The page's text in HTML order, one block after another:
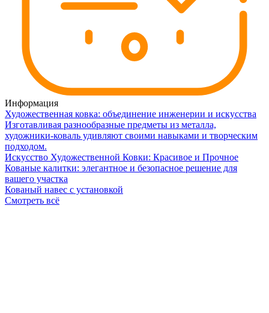
Информация
Художественная ковка: объединение инженерии и искусства
Изготавливая разнообразные предметы из металла,
художники-коваль удивляют своими навыками и творческим
подходом.
Искусство Художественной Ковки: Красивое и Прочное
Кованые калитки: элегантное и безопасное решение для
вашего участка
Кованый навес с установкой
Смотреть всё